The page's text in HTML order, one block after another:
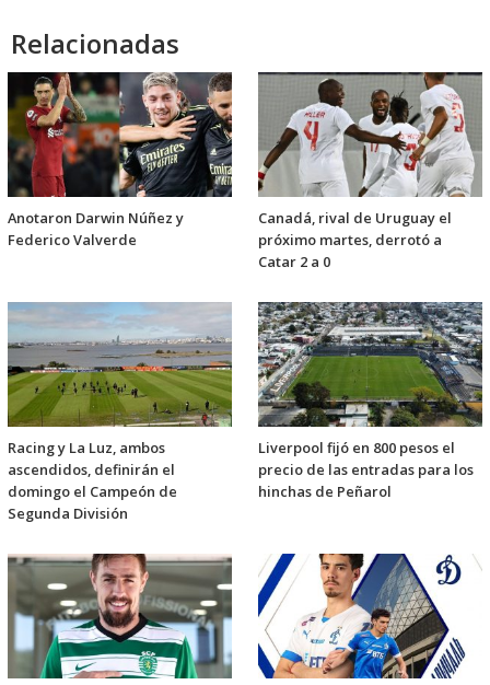
Relacionadas
Anotaron Darwin Núñez y
Federico Valverde
Canadá, rival de Uruguay el
próximo martes, derrotó a
Catar 2 a 0
Racing y La Luz, ambos
ascendidos, definirán el
domingo el Campeón de
Segunda División
Liverpool fijó en 800 pesos el
precio de las entradas para los
hinchas de Peñarol